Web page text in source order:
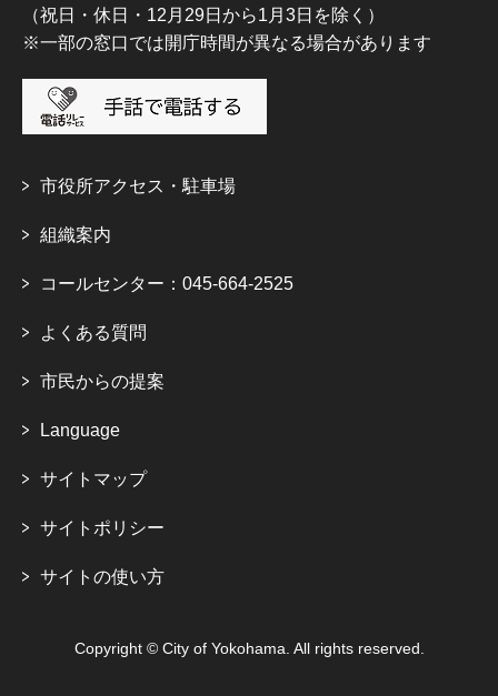
（祝日・休日・12月29日から1月3日を除く）
※一部の窓口では開庁時間が異なる場合があります
市役所アクセス・駐車場
組織案内
コールセンター：045-664-2525
よくある質問
市民からの提案
Language
サイトマップ
サイトポリシー
サイトの使い方
Copyright © City of Yokohama. All rights reserved.